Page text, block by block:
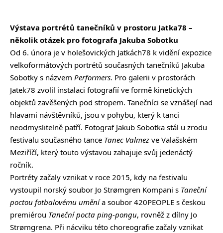
Výstava portrétů tanečníků v prostoru Jatka78 –
několik otázek pro fotografa Jakuba Sobotku
Od 6. února je v holešovických Jatkách78 k vidění expozice
velkoformátových portrétů současných tanečníků Jakuba
Sobotky s názvem Performers. Pro galerii v prostorách
Jatek78 zvolil instalaci fotografií ve formě kinetických
objektů zavěšených pod stropem. Tanečníci se vznášejí nad
hlavami návštěvníků, jsou v pohybu, který k tanci
neodmyslitelně patří. Fotograf Jakub Sobotka stál u zrodu
festivalu současného tance Tanec Valmez ve Valašském
Meziříčí, který touto výstavou zahajuje svůj jedenáctý
ročník.
Portréty začaly vznikat v roce 2015, kdy na festivalu
vystoupil norský soubor Jo Strømgren Kompani s Taneční
poctou fotbalovému uměnía soubor 420PEOPLE s českou
premiérou Taneční pocta ping-pongu, rovněž z dílny Jo
Strømgrena. Při nácviku této choreografie začaly vznikat